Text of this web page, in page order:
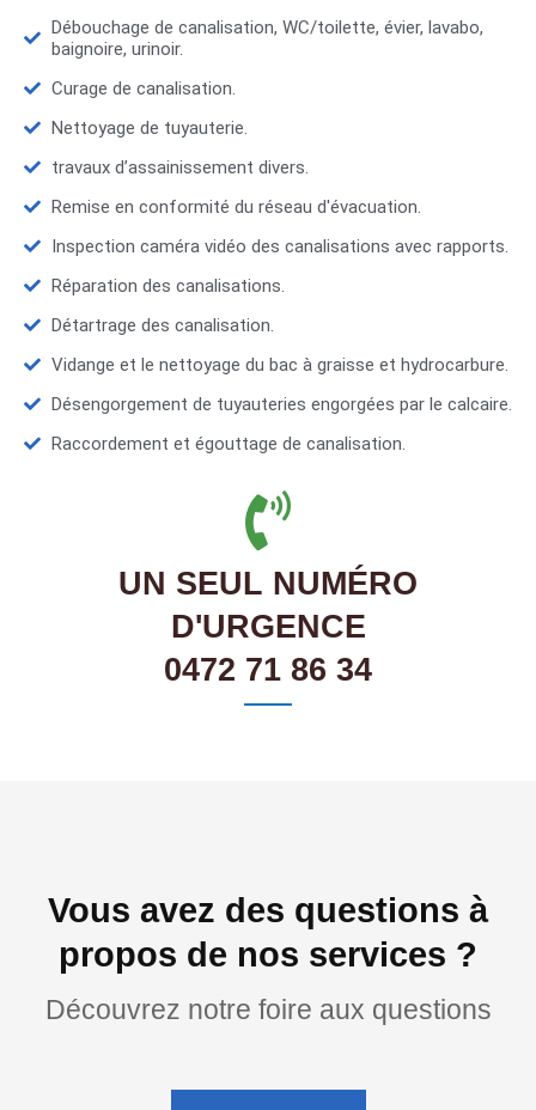
Débouchage de canalisation, WC/toilette, évier, lavabo,
baignoire, urinoir.
Curage de canalisation.
Nettoyage de tuyauterie.
travaux d’assainissement divers.
Remise en conformité du réseau d'évacuation.
Inspection caméra vidéo des canalisations avec rapports.
Réparation des canalisations.
Détartrage des canalisation.
Vidange et le nettoyage du bac à graisse et hydrocarbure.
Désengorgement de tuyauteries engorgées par le calcaire.
Raccordement et égouttage de canalisation.
UN SEUL NUMÉRO
D'URGENCE
0472 71 86 34
Vous avez des questions à
propos de nos services ?
Découvrez notre foire aux questions